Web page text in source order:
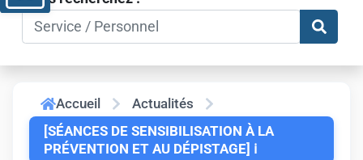
Accueil
Actualités
[SÉANCES DE SENSIBILISATION À LA
PRÉVENTION ET AU DÉPISTAGE] ℹ️